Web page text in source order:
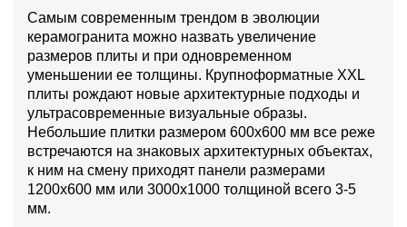
Самым современным трендом в эволюции
керамогранита можно назвать увеличение
размеров плиты и при одновременном
уменьшении ее толщины. Крупноформатные XXL
плиты рождают новые архитектурные подходы и
ультрасовременные визуальные образы.
Небольшие плитки размером 600х600 мм все реже
встречаются на знаковых архитектурных объектах,
к ним на смену приходят панели размерами
1200х600 мм или 3000х1000 толщиной всего 3-5
мм.